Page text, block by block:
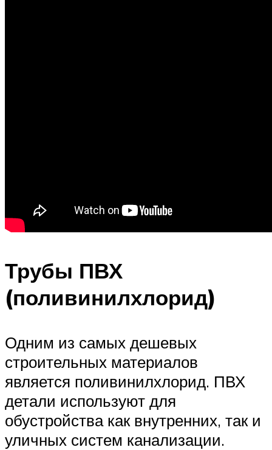
Трубы ПВХ
(поливинилхлорид)
Одним из самых дешевых
строительных материалов
является поливинилхлорид. ПВХ
детали используют для
обустройства как внутренних, так и
уличных систем канализации.